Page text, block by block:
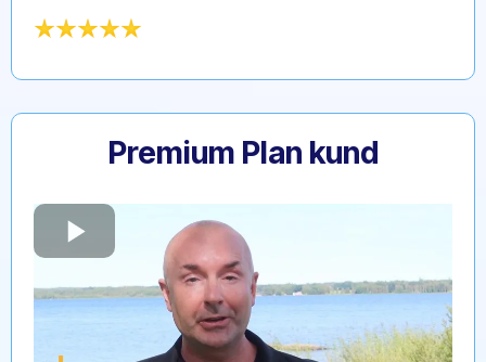
Premium Plan kund